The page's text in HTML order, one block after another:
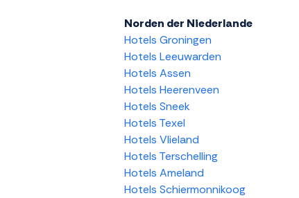
Norden der Niederlande
Hotels Groningen
Hotels Leeuwarden
Hotels Assen
Hotels Heerenveen
Hotels Sneek
Hotels Texel
Hotels Vlieland
Hotels Terschelling
Hotels Ameland
Hotels Schiermonnikoog